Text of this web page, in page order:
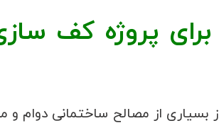
برای پروژه کف
بسیاری از مصالح ساختمانی دوام